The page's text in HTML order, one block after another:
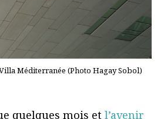
Méditerranée (Photo Hagay Sobol)
quelques mois et l’avenir